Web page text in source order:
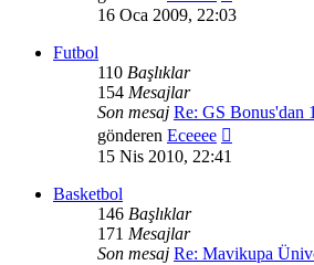
mesajı
16 Oca 2009, 22:03
Futbol
110 Başlıklar
154 Mesajlar
Son mesaj Re: GS Bonus'dan
gönderen Eceeee
15 Nis 2010, 22:41
Basketbol
146 Başlıklar
171 Mesajlar
Son mesaj Re: Mavikupa